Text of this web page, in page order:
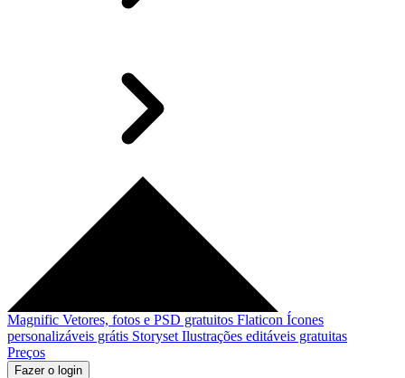
Magnific Vetores, fotos e PSD gratuitos Flaticon Ícones
personalizáveis grátis Storyset Ilustrações editáveis gratuitas
Preços
Fazer o login